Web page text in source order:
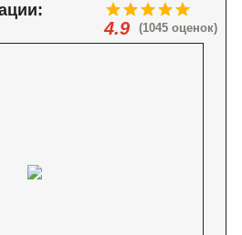
(1045 оценок)
4.9